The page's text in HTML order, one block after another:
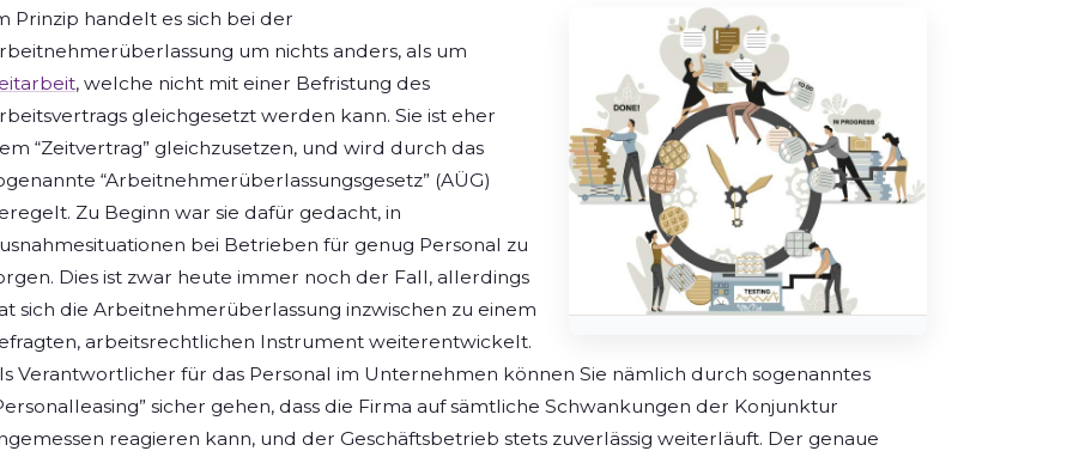
Prinzip handelt es sich bei der
um nichts anders, als um
, welche nicht mit einer Befristung des
gleichgesetzt werden kann. Sie ist eher
“Zeitvertrag” gleichzusetzen, und wird durch das
“Arbeitnehmerüberlassungsgesetz” (AÜG)
Zu Beginn war sie dafür gedacht, in
bei Betrieben für genug Personal zu
Dies ist zwar heute immer noch der Fall, allerdings
sich die Arbeitnehmerüberlassung inzwischen zu einem
arbeitsrechtlichen Instrument weiterentwickelt.
Verantwortlicher für das Personal im Unternehmen können Sie nämlich durch sogenanntes
sicher gehen, dass die Firma auf sämtliche Schwankungen der Konjunktur
reagieren kann, und der Geschäftsbetrieb stets zuverlässig weiterläuft. Der genaue